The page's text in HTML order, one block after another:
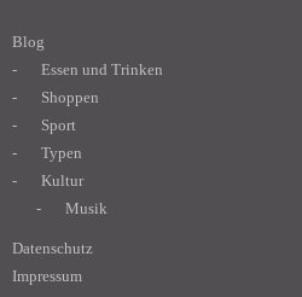
Blog
Essen und Trinken
Shoppen
Sport
Typen
Kultur
Musik
Datenschutz
Impressum